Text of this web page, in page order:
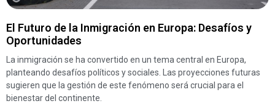
El Futuro de la Inmigración en Europa: Desafíos y
Oportunidades
La inmigración se ha convertido en un tema central en Europa,
planteando desafíos políticos y sociales. Las proyecciones futuras
sugieren que la gestión de este fenómeno será crucial para el
bienestar del continente.